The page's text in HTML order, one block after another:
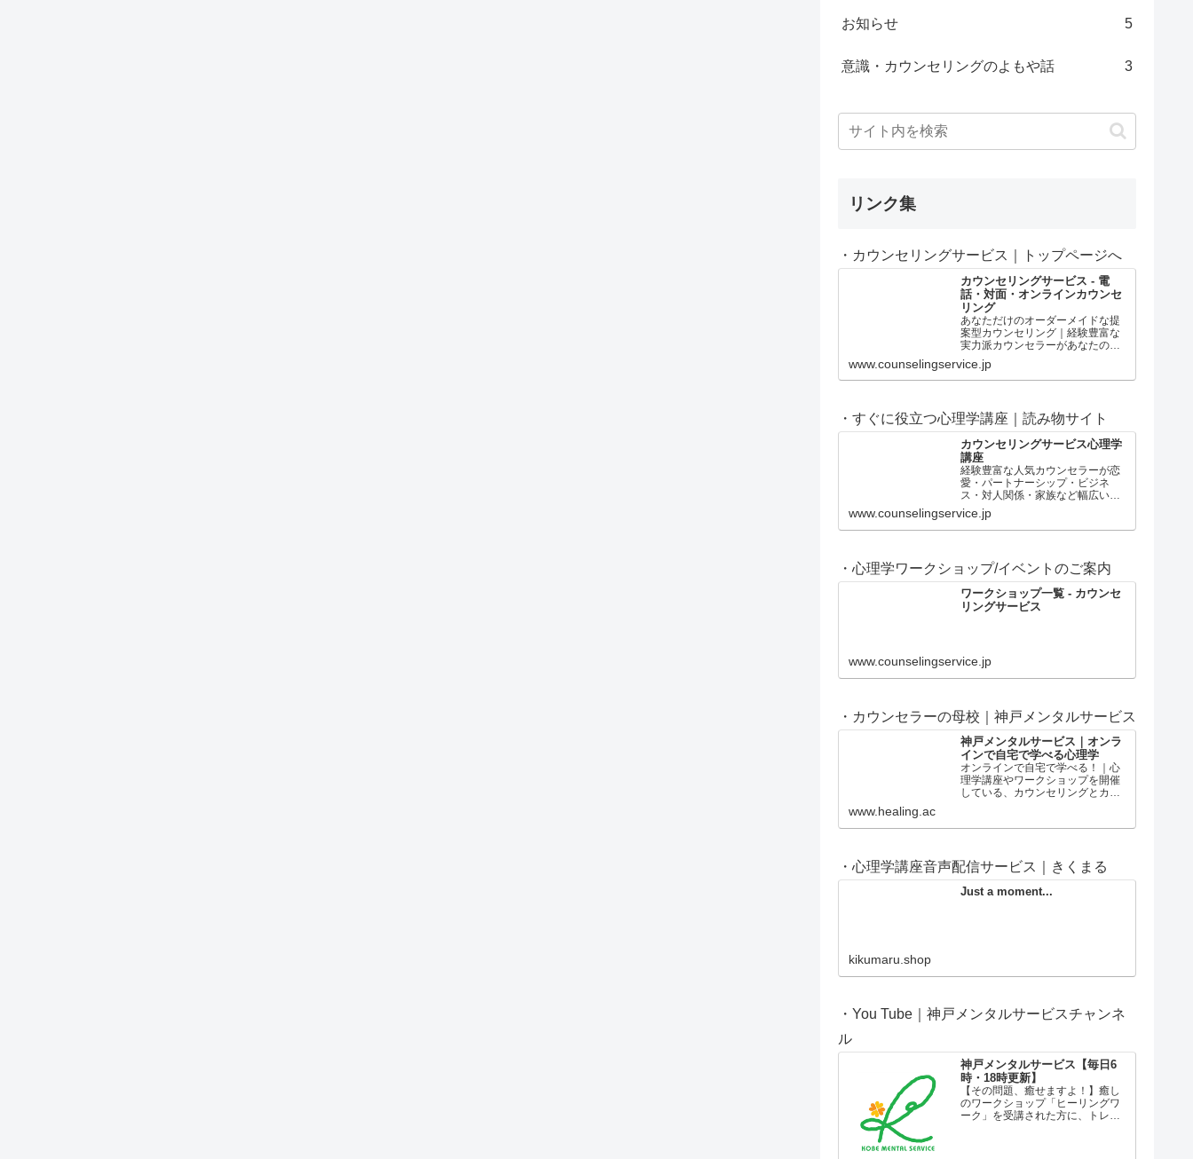
お知らせ 5
意識・カウンセリングのよもや話 3
リンク集
・カウンセリングサービス｜トップページへ
カウンセリングサービス - 電
話・対面・オンラインカウンセ
リング
あなただけのオーダーメイドな提
案型カウンセリング｜経験豊富な
実力派カウンセラーがあなたの問
題解決や心の成長をサポート！本
物志向のあなたに、ワンランク上
の心理カウンセリングをご提供し
www.counselingservice.jp
・すぐに役立つ心理学講座｜読み物サイト
カウンセリングサービス心理学
講座
経験豊富な人気カウンセラーが恋
愛・パートナーシップ・ビジネ
ス・対人関係・家族など幅広いジ
ャンルの問題についてすぐに役立
つ心理学講座を配信。
www.counselingservice.jp
・心理学ワークショップ/イベントのご案内
ワークショップ一覧 - カウンセ
リングサービス
www.counselingservice.jp
・カウンセラーの母校｜神戸メンタルサービス
神戸メンタルサービス｜オンラ
インで自宅で学べる心理学
オンラインで自宅で学べる！｜心
理学講座やワークショップを開催
している、カウンセリングとカウ
www.healing.ac
・心理学講座音声配信サービス｜きくまる
Just a moment...
kikumaru.shop
・You Tube｜神戸メンタルサービスチャンネ
ル
神戸メンタルサービス【毎日6
時・18時更新】
【その問題、癒せますよ！】癒し
のワークショップ「ヒーリングワ
ーク」を受講された方に、トレー